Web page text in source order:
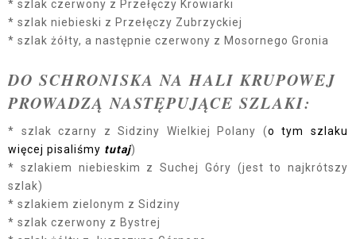
* szlak czerwony z Przełęczy Krowiarki
* szlak niebieski z Przełęczy Zubrzyckiej
* szlak żółty, a następnie czerwony z Mosornego Gronia
DO SCHRONISKA NA HALI KRUPOWEJ
PROWADZĄ NASTĘPUJĄCE SZLAKI:
* szlak czarny z Sidziny Wielkiej Polany (o tym szlaku
więcej pisaliśmy tutaj)
* szlakiem niebieskim z Suchej Góry (jest to najkrótszy
szlak)
* szlakiem zielonym z Sidziny
* szlak czerwony z Bystrej